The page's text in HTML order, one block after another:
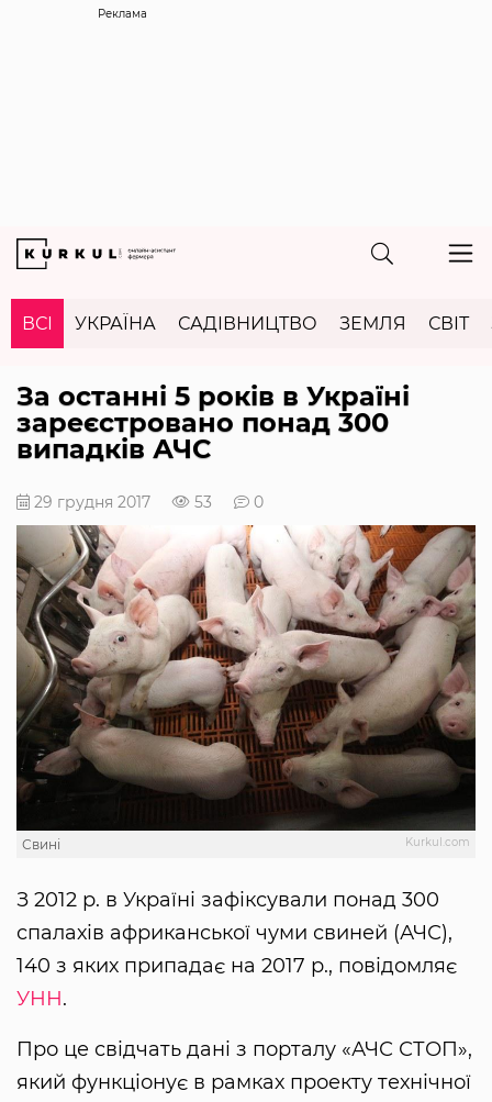
Реклама
ВСІ УКРАЇНА САДІВНИЦТВО ЗЕМЛЯ СВІТ
За останні 5 років в Україні
зареєстровано понад 300
випадків АЧС
29 грудня 2017 53 0
Kurkul.com
Свині
З 2012 р. в Україні зафіксували понад 300
спалахів африканської чуми свиней (АЧС),
140 з яких припадає на 2017 р., повідомляє
УНН.
Про це свідчать дані з порталу «АЧС СТОП»,
який функціонує в рамках проекту технічної